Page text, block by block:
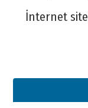
İnternet